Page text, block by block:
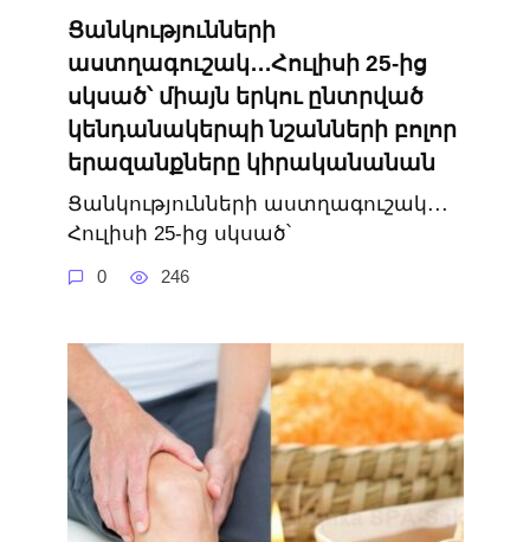
Ցանկությունների
աստղագուշակ․․․Հուլիսի 25-ից
սկսած՝ միայն երկու ընտրված
կենդանակերպի նշանների բոլոր
երազանքները կիրականանան
Ցանկությունների աստղագուշակ․․․
Հուլիսի 25-ից սկսած՝
0 246